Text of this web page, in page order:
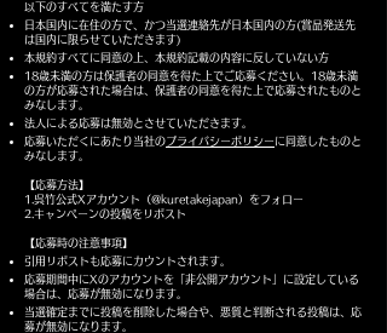
以下のすべてを満たす方
日本国内に在住の方で、かつ当選連絡先が日本国内の方(賞品発送先
は国内に限らせていただきます)
本規約すべてに同意の上、本規約記載の内容に反していない方
18歳未満の方は保護者の同意を得た上でご応募ください。18歳未満
の方が応募された場合は、保護者の同意を得た上で応募されたものと
みなします。
法人による応募は無効とさせていただきます。
応募いただくにあたり当社のプライバシーポリシー に同意したものと
みなします。
【応募方法】
1.呉竹公式Xアカウント（@kuretakejapan）をフォロー
2.キャンペーンの投稿をリポスト
【応募時の注意事項】
引用リポストも応募にカウントされます。
応募期間中にXのアカウントを「非公開アカウント」に設定している
場合は、応募が無効になります。
当選確定までに投稿を削除した場合や、悪質と判断される投稿は、応
募が無効になります。